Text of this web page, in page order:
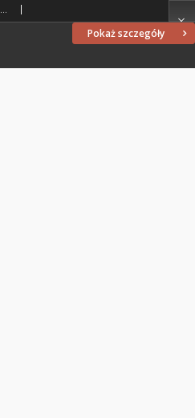
Pokaż szczegóły
Życie Olsztyńskie : pismo ziemi warmińsko-mazurskiej, 1949, nr 95